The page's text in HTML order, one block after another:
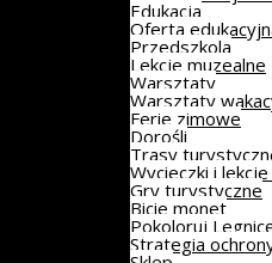
Edukacja
Oferta
Przedszkola
Lekcje muzealne
Warsztaty
Warsztaty
Ferie zimowe
Dorośli
Trasy
Wycieczki i
Gry turystyczne
Bicie monet
Pokoloruj
Strategia